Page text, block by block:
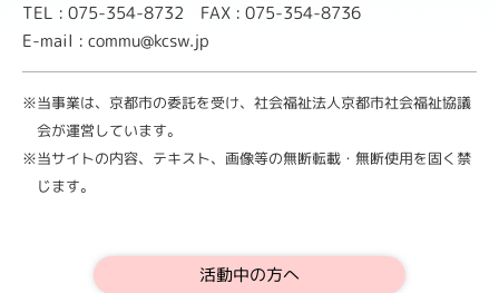
TEL : 075-354-8732 FAX : 075-354-8736
E-mail : commu@kcsw.jp
※当事業は、京都市の委託を受け、社会福祉法人京都市社会福祉協議
会が運営しています。
※当サイトの内容、テキスト、画像等の無断転載・無断使用を固く禁
じます。
活動中の方へ